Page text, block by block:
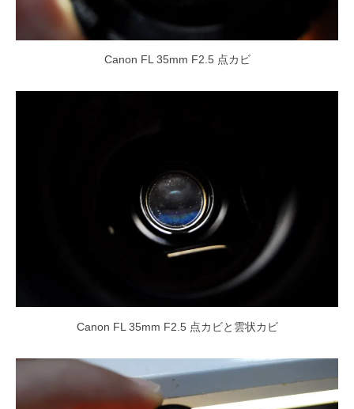
Canon FL 35mm F2.5 点カビ
Canon FL 35mm F2.5 点カビと雲状カビ